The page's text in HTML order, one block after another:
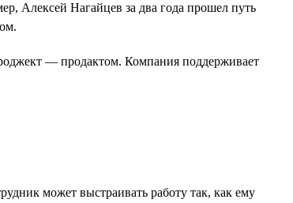
Алексей Нагайцев за два года прошел путь
— продактом. Компания поддерживает
может выстраивать работу так, как ему